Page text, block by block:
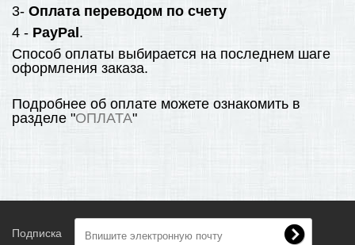
3- Оплата переводом по счету
4 - PayPal .
Способ оплаты выбирается на последнем шаге
оформления заказа.
Подробнее об оплате можете ознакомить в
разделе "ОПЛАТА"
Подписка